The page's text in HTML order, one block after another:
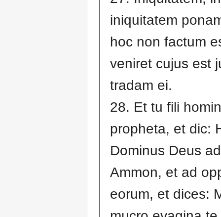
iniquitatem
hoc non factum
veniret cujus est
tradam ei.
28. Et tu fili
propheta, et dic:
Dominus Deus
Ammon, et ad
eorum, et dices: